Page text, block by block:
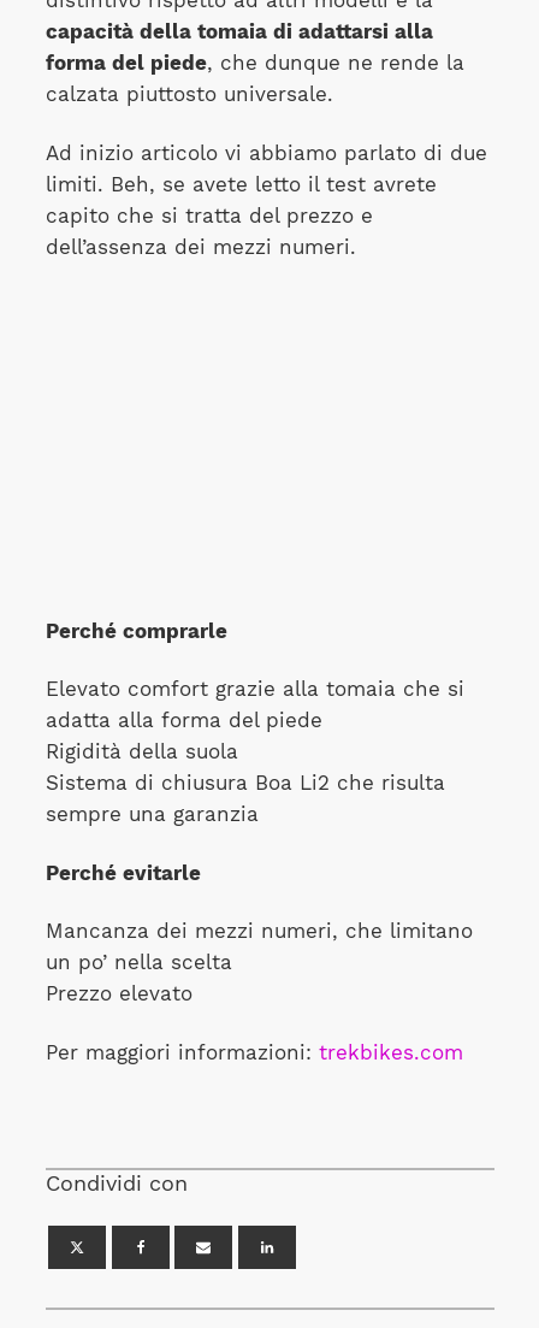
capacità della tomaia di adattarsi alla
forma del piede, che dunque ne rende la
calzata piuttosto universale.
Ad inizio articolo vi abbiamo parlato di due
limiti. Beh, se avete letto il test avrete
capito che si tratta del prezzo e
dell’assenza dei mezzi numeri.
Perché comprarle
Elevato comfort grazie alla tomaia che si
adatta alla forma del piede
Rigidità della suola
Sistema di chiusura Boa Li2 che risulta
sempre una garanzia
Perché evitarle
Mancanza dei mezzi numeri, che limitano
un po’ nella scelta
Prezzo elevato
Per maggiori informazioni: trekbikes.com
Condividi con